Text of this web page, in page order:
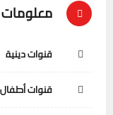
معلومات
قنوات دينية
قنوات أطفال